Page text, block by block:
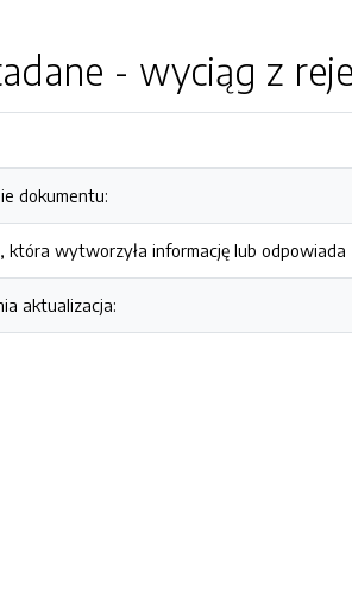
- wyciąg z
dokumentu:
która wytworzyła informację lub odpowiada
aktualizacja: